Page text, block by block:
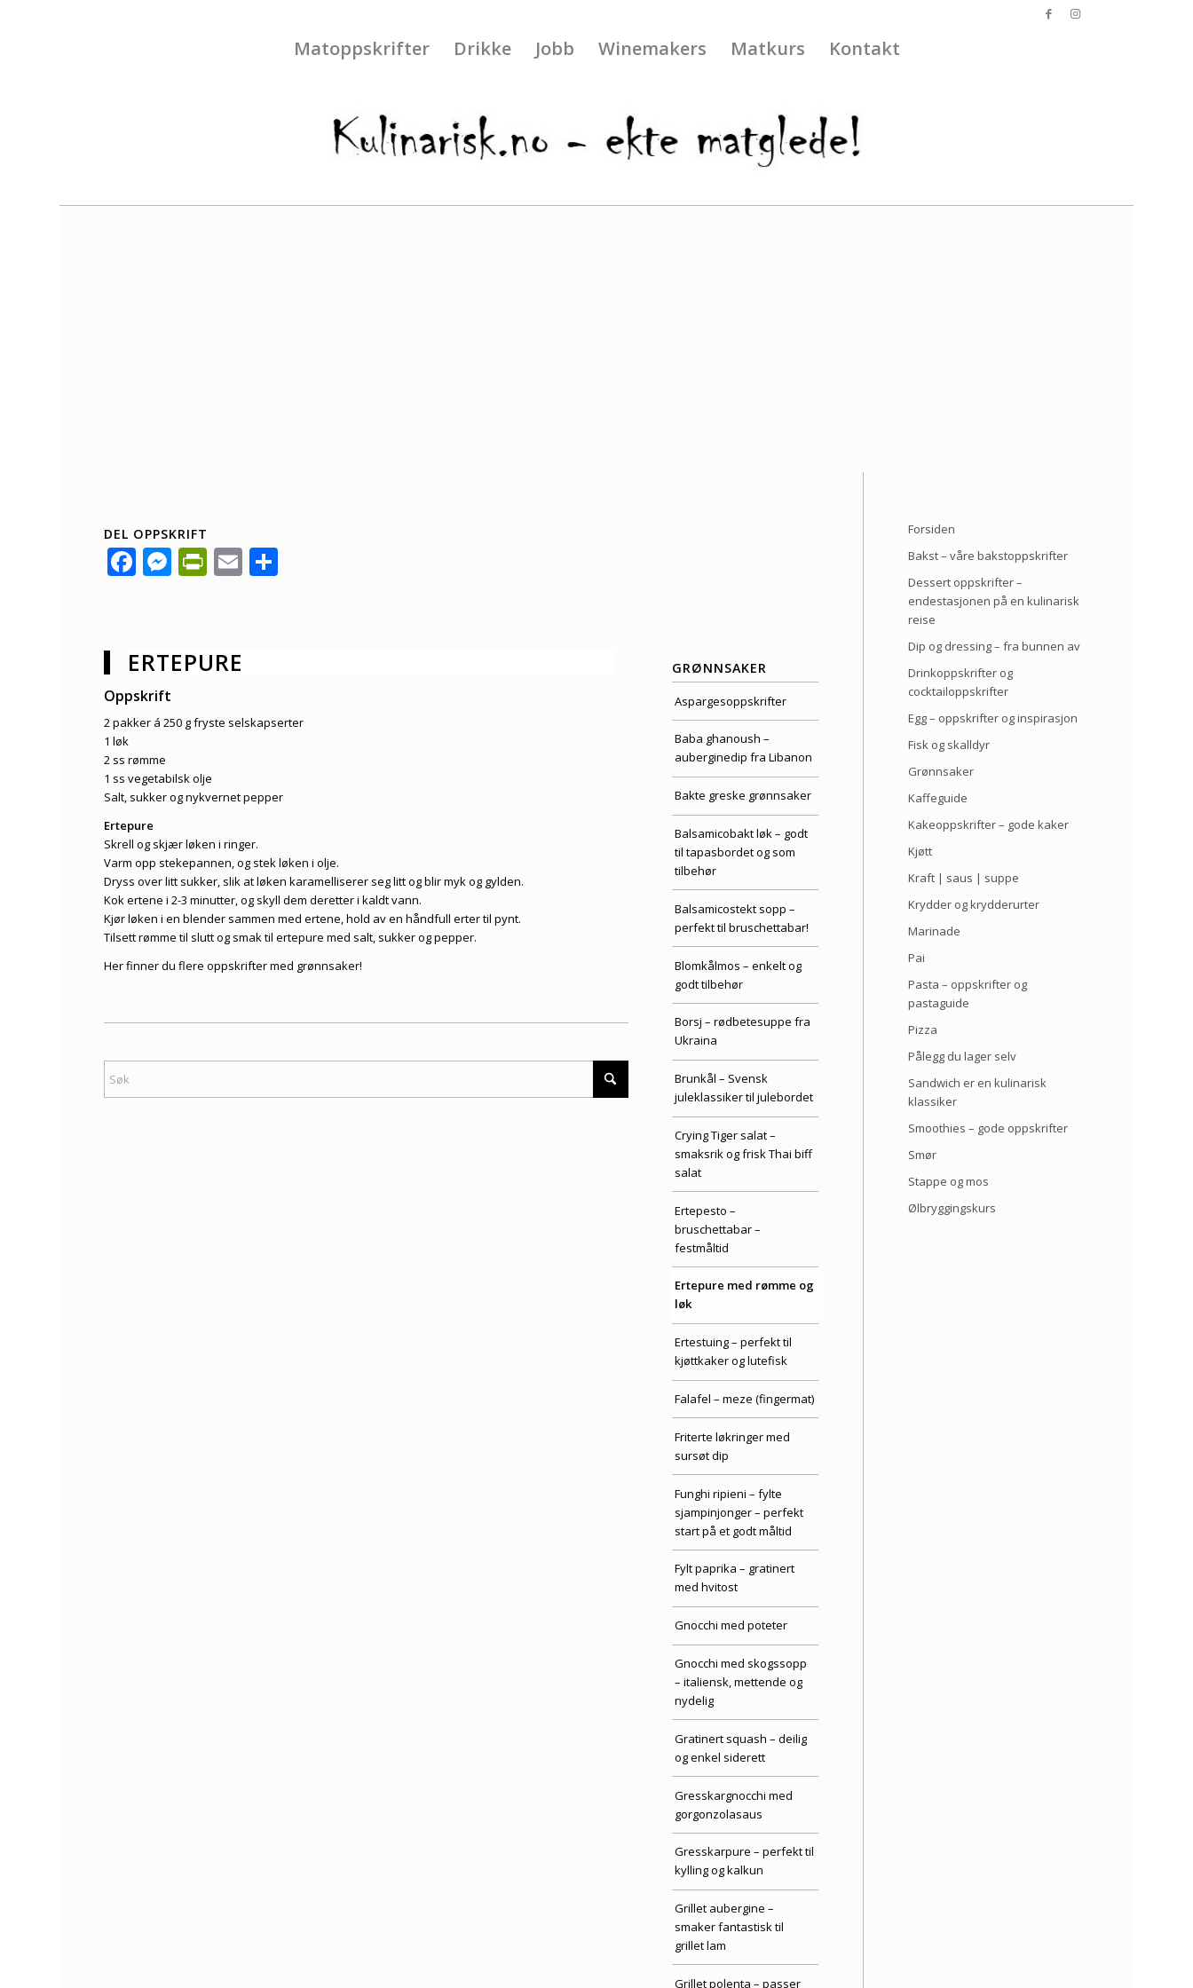
Matoppskrifter Drikke Jobb Winemakers Matkurs Kontakt
DEL OPPSKRIFT
Facebook
Messenger
PrintFriendly
Email
ERTEPURE
Oppskrift
2 pakker á 250 g fryste selskapserter
1 løk
2 ss rømme
1 ss vegetabilsk olje
Salt, sukker og nykvernet pepper
Ertepure
Skrell og skjær løken i ringer.
Varm opp stekepannen, og stek løken i olje.
Dryss over litt sukker, slik at løken karamelliserer seg litt og blir myk og gylden.
Kok ertene i 2-3 minutter, og skyll dem deretter i kaldt vann.
Kjør løken i en blender sammen med ertene, hold av en håndfull erter til pynt.
Tilsett rømme til slutt og smak til ertepure med salt, sukker og pepper.
Her finner du flereoppskrifter med grønnsaker!
GRØNNSAKER
Aspargesoppskrifter
Baba ghanoush –
auberginedip fra Libanon
Bakte greske grønnsaker
Balsamicobakt løk – godt
til tapasbordet og som
tilbehør
Balsamicostekt sopp –
perfekt til bruschettabar!
Blomkålmos – enkelt og
godt tilbehør
Borsj – rødbetesuppe fra
Ukraina
Brunkål – Svensk
juleklassiker til julebordet
Crying Tiger salat –
smaksrik og frisk Thai biff
salat
Ertepesto –
bruschettabar –
festmåltid
Ertepure med rømme og
løk
Ertestuing – perfekt til
kjøttkaker og lutefisk
Falafel – meze (fingermat)
Friterte løkringer med
sursøt dip
Funghi ripieni – fylte
sjampinjonger – perfekt
start på et godt måltid
Fylt paprika – gratinert
med hvitost
Gnocchi med poteter
Gnocchi med skogssopp
– italiensk, mettende og
nydelig
Gratinert squash – deilig
og enkel siderett
Gresskargnocchi med
gorgonzolasaus
Gresskarpure – perfekt til
kylling og kalkun
Grillet aubergine –
smaker fantastisk til
grillet lam
Grillet polenta – passer
Forsiden
Bakst – våre bakstoppskrifter
Dessert oppskrifter –
endestasjonen på en kulinarisk
reise
Dip og dressing – fra bunnen av
Drinkoppskrifter og
cocktailoppskrifter
Egg – oppskrifter og inspirasjon
Fisk og skalldyr
Grønnsaker
Kaffeguide
Kakeoppskrifter – gode kaker
Kjøtt
Kraft | saus | suppe
Krydder og krydderurter
Marinade
Pai
Pasta – oppskrifter og
pastaguide
Pizza
Pålegg du lager selv
Sandwich er en kulinarisk
klassiker
Smoothies – gode oppskrifter
Smør
Stappe og mos
Ølbryggingskurs